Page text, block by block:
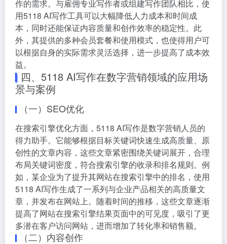
作的需求。与雇佣专业写作者或组建写作团队相比，使
用5118 AI写作工具可以大幅降低人力成本和时间成
本，同时还能保证内容质量和创作效率的稳定性。此
外，其提供的多种会员套餐和使用模式，也使得用户可
以根据自身的实际需求灵活选择，进一步提高了成本效
益。
四、5118 AI写作在数字营销领域的应用场
景与案例
（一）SEO优化
在搜索引擎优化方面，5118 AI写作是数字营销人员的
得力助手。它能够根据目标关键词快速生成高质量、原
创性的文章内容，这些文章紧密围绕关键词展开，合理
布局关键词密度，符合搜索引擎的收录和排名规则。例
如，某企业为了提升其网站在搜索引擎中的排名，使用
5118 AI写作生成了一系列与企业产品相关的高质量文
章，并发布在网站上。随着时间的推移，这些文章逐渐
提高了网站在搜索引擎结果页面中的可见度，吸引了更
多潜在客户访问网站，进而增加了转化率和销售额。
（二）内容创作